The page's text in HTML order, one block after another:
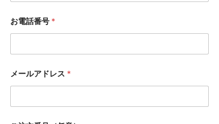
お電話番号 *
メールアドレス *